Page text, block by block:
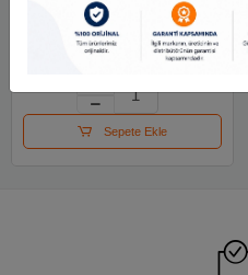
Jumbo 2220 000001
251.87 TL
Sepete Ekle